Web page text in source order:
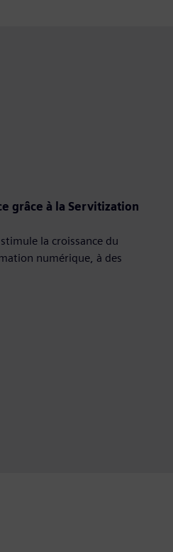
grâce à la Servitization
la croissance du
numérique, à des